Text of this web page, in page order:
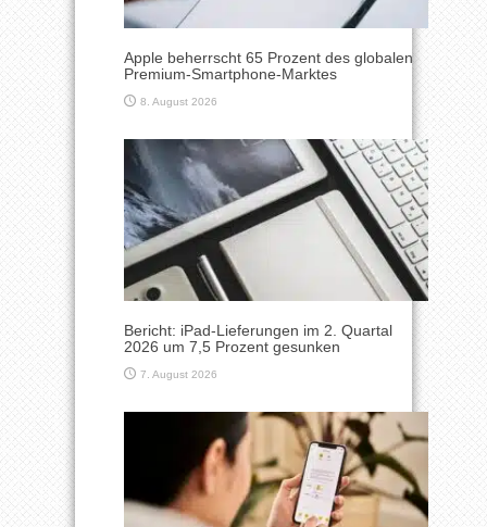
Apple beherrscht 65 Prozent des globalen
Premium-Smartphone-Marktes
8. August 2026
Bericht: iPad-Lieferungen im 2. Quartal
2026 um 7,5 Prozent gesunken
7. August 2026